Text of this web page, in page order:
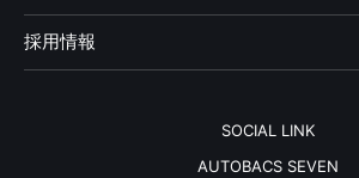
採用情報
SOCIAL LINK
AUTOBACS SEVEN